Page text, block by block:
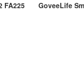
FA225
GoveeLife